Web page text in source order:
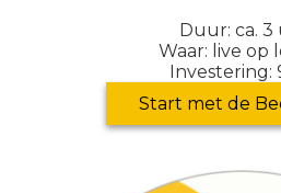
Duur: ca. 3
Waar: live op
Investering:
Start met de